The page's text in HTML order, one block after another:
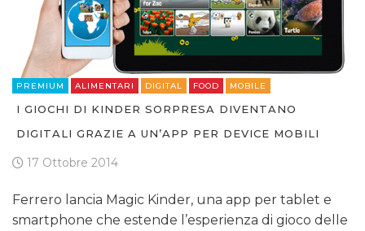
PREMIUM ALIMENTARI DIGITAL FOOD MOBILE
I GIOCHI DI KINDER SORPRESA DIVENTANO
DIGITALI GRAZIE A UN’APP PER DEVICE MOBILI
17 Ottobre 2014
Ferrero lancia Magic Kinder, una app per tablet e
smartphone che estende l’esperienza di gioco delle